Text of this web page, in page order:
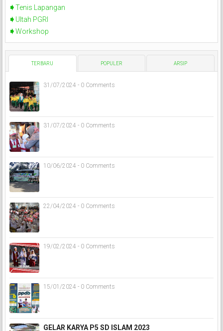
Tenis Lapangan
Ultah PGRI
Workshop
TERBARU POPULER ARSIP
31/07/2024 - 0 Comments
31/07/2024 - 0 Comments
10/06/2024 - 0 Comments
22/04/2024 - 0 Comments
19/02/2024 - 0 Comments
15/01/2024 - 0 Comments
GELAR KARYA P5 SD ISLAM 2023